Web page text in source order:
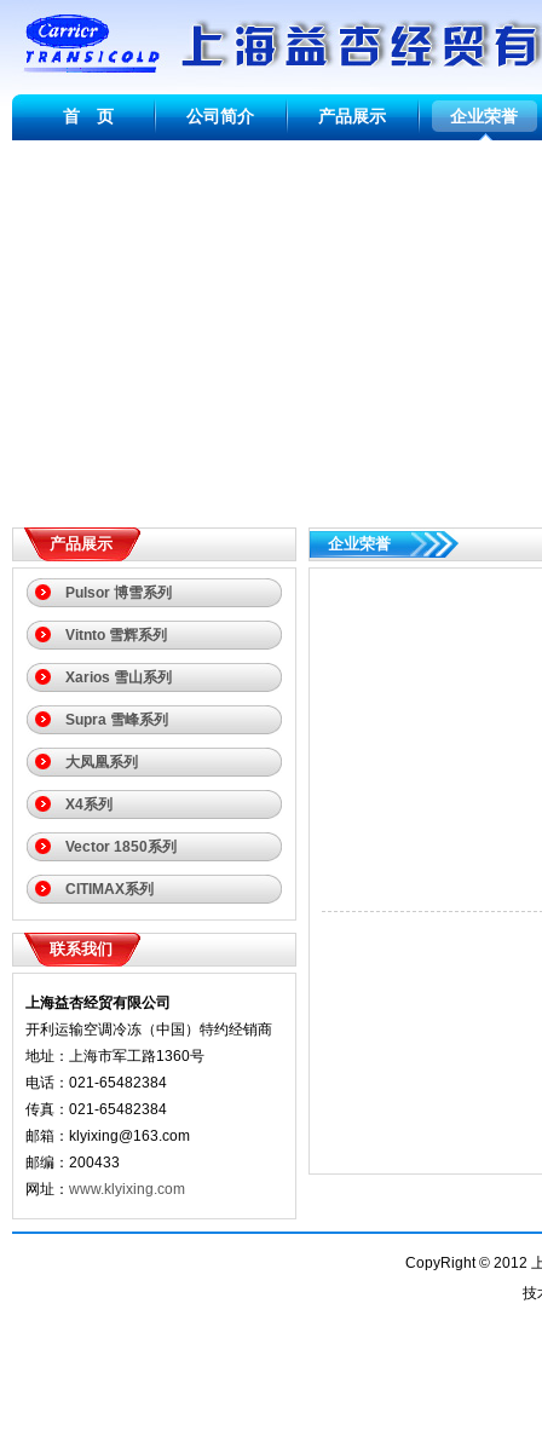
首 页 公司简介 产品展示 企业荣誉
产品展示
Pulsor 博雪系列
Vitnto 雪辉系列
Xarios 雪山系列
Supra 雪峰系列
大凤凰系列
X4系列
Vector 1850系列
CITIMAX系列
联系我们
上海益杏经贸有限公司
开利运输空调冷冻（中国）特约经销商
地址：上海市军工路1360号
电话：021-65482384
传真：021-65482384
邮箱： klyixing@163.com
邮编：200433
网址： www.klyixing.com
企业荣誉
CopyRight © 2012
技